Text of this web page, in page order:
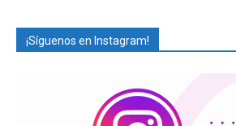
¡Síguenos en Instagram!